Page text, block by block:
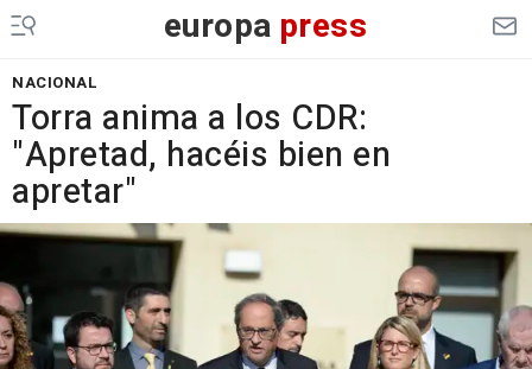
europa press
NACIONAL
Torra anima a los CDR:
"Apretad, hacéis bien en
apretar"